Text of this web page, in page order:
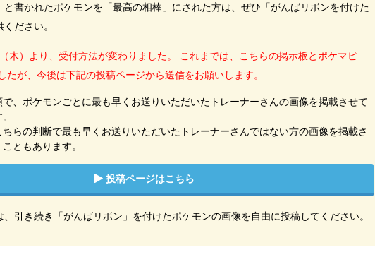
と書かれたポケモンを「最高の相棒」にされた方は、ぜひ「がんばリボンを付けた
ださい。
木）より、受付方法が変わりました。 これまでは、こちらの掲示板とポケマピ
が、今後は下記の投稿ページから送信をお願いします。
で、ポケモンごとに最も早くお送りいただいたトレーナーさんの画像を掲載させて
らの判断で最も早くお送りいただいたトレーナーさんではない方の画像を掲載さ
ともあります。
投稿ページはこちら
、引き続き「がんばリボン」を付けたポケモンの画像を自由に投稿してください。